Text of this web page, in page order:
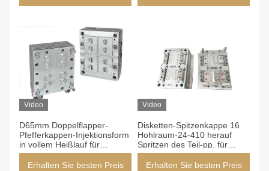
Video
D65mm Doppelflapper-
Pfefferkappen-Injektionsform
in vollem Heißlauf für
Lebensmittelverpackungen
Erhalten Sie besten Preis
Video
Disketten-Spitzenkappe 16
Hohlraum-24-410 herauf
Spritzen des Teil-pp. für
Maschine 160-200T
Erhalten Sie besten Preis